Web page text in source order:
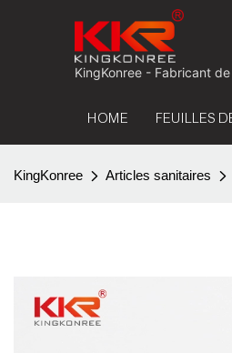
KingKonree - Fabricant
HOME FEUILLES
KingKonree Articles sanitaires